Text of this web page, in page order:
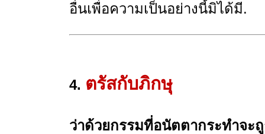
อื่นเพื่อความเป็นอย่างนี้มิได้มี.
4. ตรัสกับภิกษุ
ว่าด้วยกรรมที่อนัตตากระทำจะ